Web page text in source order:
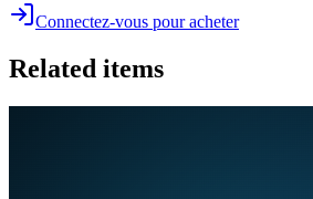
Connectez-vous pour acheter
Related items